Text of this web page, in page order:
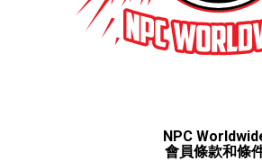
NPC
會員條款和條